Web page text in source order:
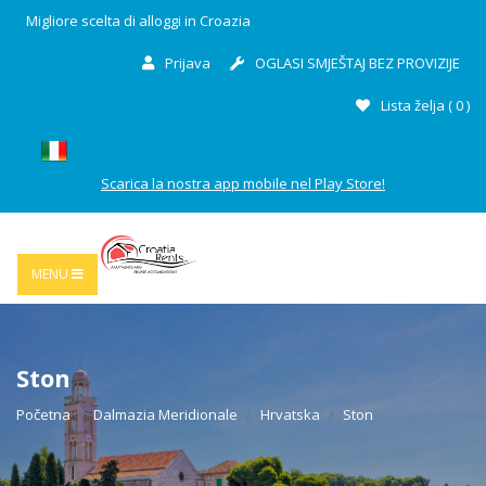
Migliore scelta di alloggi in Croazia
Prijava OGLASI SMJEŠTAJ BEZ PROVIZIJE
Lista želja (0)
Scarica la nostra app mobile nel Play Store!
MENU
Ston
Početna Dalmazia Meridionale Hrvatska Ston